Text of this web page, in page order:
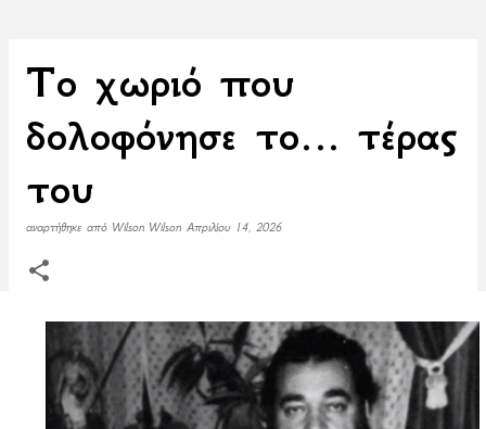
Το χωριό που
δολοφόνησε το… τέρας
του
αναρτήθηκε από Wilson Wilson Απριλίου 14, 2026